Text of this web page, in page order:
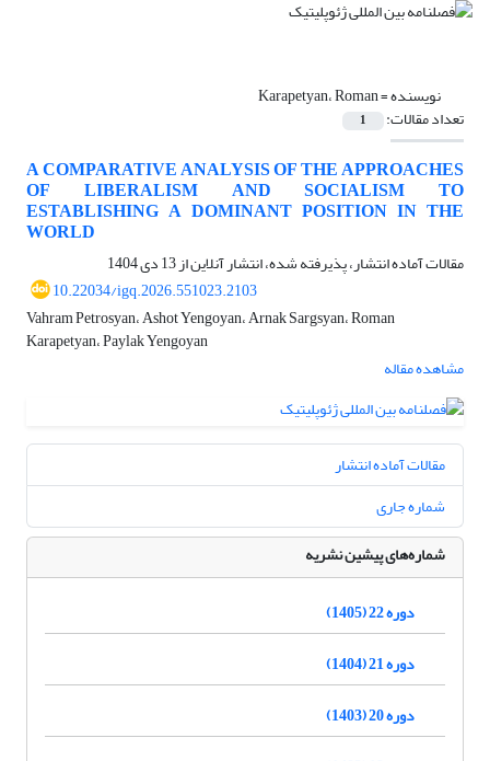
نویسنده =Karapetyan، Roman
تعداد مقالات: 1
A COMPARATIVE ANALYSIS OF THE APPROACHES
OF LIBERALISM AND SOCIALISM TO
ESTABLISHING A DOMINANT POSITION IN THE
WORLD
مقالات آماده انتشار، پذیرفته شده، انتشار آنلاین از13 دی 1404
10.22034/igq.2026.551023.2103
Vahram Petrosyan، Ashot Yengoyan، Arnak Sargsyan، Roman
Karapetyan، Paylak Yengoyan
مشاهده مقاله
مقالات آماده انتشار
شماره جاری
شماره‌های پیشین نشریه
دوره 22 (1405)
دوره 21 (1404)
دوره 20 (1403)